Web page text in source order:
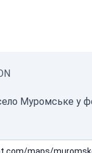
село Муромське у